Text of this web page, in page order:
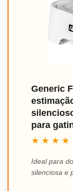
Generic
para
★ ★ ★ ★
Ideal para
silenciosa e